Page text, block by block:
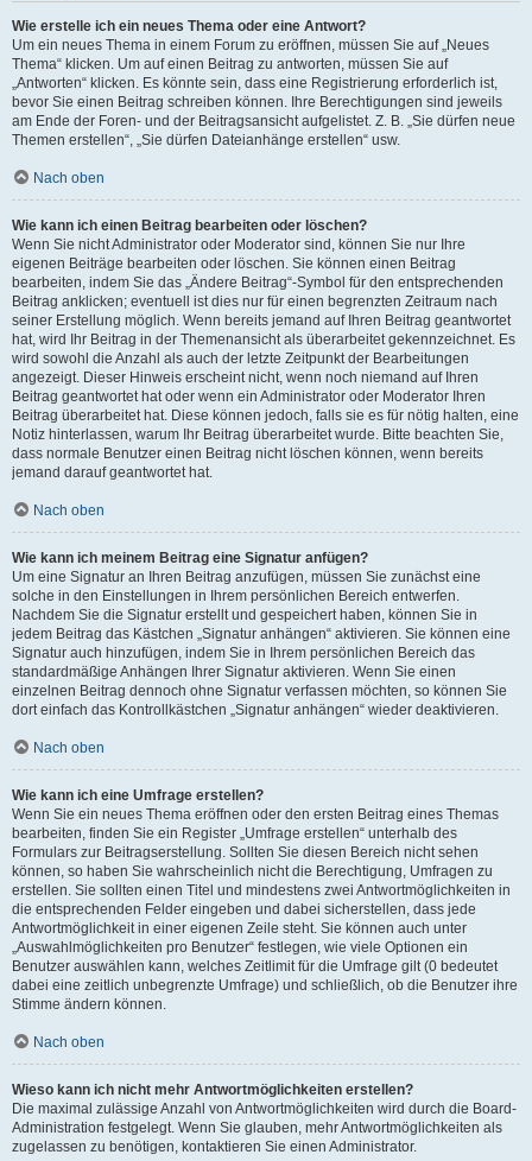
Wie erstelle ich ein neues Thema oder eine Antwort?
Um ein neues Thema in einem Forum zu eröffnen, müssen Sie auf „Neues
Thema“ klicken. Um auf einen Beitrag zu antworten, müssen Sie auf
„Antworten“ klicken. Es könnte sein, dass eine Registrierung erforderlich ist,
bevor Sie einen Beitrag schreiben können. Ihre Berechtigungen sind jeweils
am Ende der Foren- und der Beitragsansicht aufgelistet. Z. B. „Sie dürfen neue
Themen erstellen“, „Sie dürfen Dateianhänge erstellen“ usw.
Nach oben
Wie kann ich einen Beitrag bearbeiten oder löschen?
Wenn Sie nicht Administrator oder Moderator sind, können Sie nur Ihre
eigenen Beiträge bearbeiten oder löschen. Sie können einen Beitrag
bearbeiten, indem Sie das „Ändere Beitrag“-Symbol für den entsprechenden
Beitrag anklicken; eventuell ist dies nur für einen begrenzten Zeitraum nach
seiner Erstellung möglich. Wenn bereits jemand auf Ihren Beitrag geantwortet
hat, wird Ihr Beitrag in der Themenansicht als überarbeitet gekennzeichnet. Es
wird sowohl die Anzahl als auch der letzte Zeitpunkt der Bearbeitungen
angezeigt. Dieser Hinweis erscheint nicht, wenn noch niemand auf Ihren
Beitrag geantwortet hat oder wenn ein Administrator oder Moderator Ihren
Beitrag überarbeitet hat. Diese können jedoch, falls sie es für nötig halten, eine
Notiz hinterlassen, warum Ihr Beitrag überarbeitet wurde. Bitte beachten Sie,
dass normale Benutzer einen Beitrag nicht löschen können, wenn bereits
jemand darauf geantwortet hat.
Nach oben
Wie kann ich meinem Beitrag eine Signatur anfügen?
Um eine Signatur an Ihren Beitrag anzufügen, müssen Sie zunächst eine
solche in den Einstellungen in Ihrem persönlichen Bereich entwerfen.
Nachdem Sie die Signatur erstellt und gespeichert haben, können Sie in
jedem Beitrag das Kästchen „Signatur anhängen“ aktivieren. Sie können eine
Signatur auch hinzufügen, indem Sie in Ihrem persönlichen Bereich das
standardmäßige Anhängen Ihrer Signatur aktivieren. Wenn Sie einen
einzelnen Beitrag dennoch ohne Signatur verfassen möchten, so können Sie
dort einfach das Kontrollkästchen „Signatur anhängen“ wieder deaktivieren.
Nach oben
Wie kann ich eine Umfrage erstellen?
Wenn Sie ein neues Thema eröffnen oder den ersten Beitrag eines Themas
bearbeiten, finden Sie ein Register „Umfrage erstellen“ unterhalb des
Formulars zur Beitragserstellung. Sollten Sie diesen Bereich nicht sehen
können, so haben Sie wahrscheinlich nicht die Berechtigung, Umfragen zu
erstellen. Sie sollten einen Titel und mindestens zwei Antwortmöglichkeiten in
die entsprechenden Felder eingeben und dabei sicherstellen, dass jede
Antwortmöglichkeit in einer eigenen Zeile steht. Sie können auch unter
„Auswahlmöglichkeiten pro Benutzer“ festlegen, wie viele Optionen ein
Benutzer auswählen kann, welches Zeitlimit für die Umfrage gilt (0 bedeutet
dabei eine zeitlich unbegrenzte Umfrage) und schließlich, ob die Benutzer ihre
Stimme ändern können.
Nach oben
Wieso kann ich nicht mehr Antwortmöglichkeiten erstellen?
Die maximal zulässige Anzahl von Antwortmöglichkeiten wird durch die Board-
Administration festgelegt. Wenn Sie glauben, mehr Antwortmöglichkeiten als
zugelassen zu benötigen, kontaktieren Sie einen Administrator.